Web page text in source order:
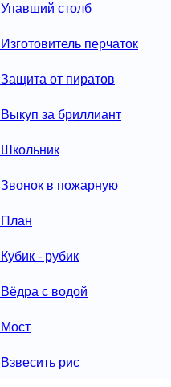
Упавший столб
Изготовитель перчаток
Защита от пиратов
Выкуп за бриллиант
Школьник
Звонок в пожарную
План
Кубик - рубик
Вёдра с водой
Мост
Взвесить рис